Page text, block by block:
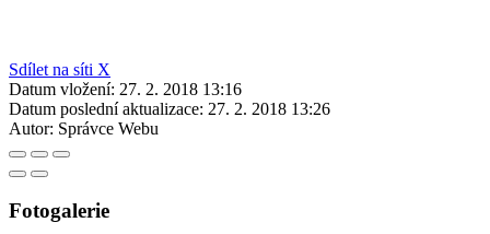
Sdílet na síti X
Datum vložení: 27. 2. 2018 13:16
Datum poslední aktualizace: 27. 2. 2018 13:26
Autor: Správce Webu
Fotogalerie